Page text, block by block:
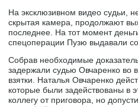
На эксклюзивном видео судьи,
скрытая камера, продолжают
последнее. На тот момент
спецоперации Пузю выдавали
Собрав необходимые
задержали судью Овчаренко во
взятки. Наталья Овчаренко
которые были задействованы в
коллегу от приговора, но